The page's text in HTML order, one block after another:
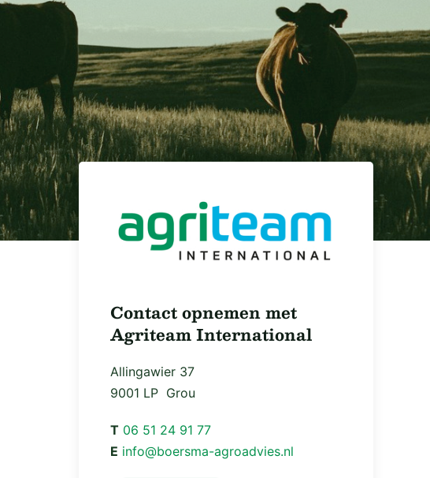
Contact opnemen met
Agriteam International
Allingawier 37
9001 LP Grou
T 06 51 24 91 77
E info@boersma-agroadvies.nl